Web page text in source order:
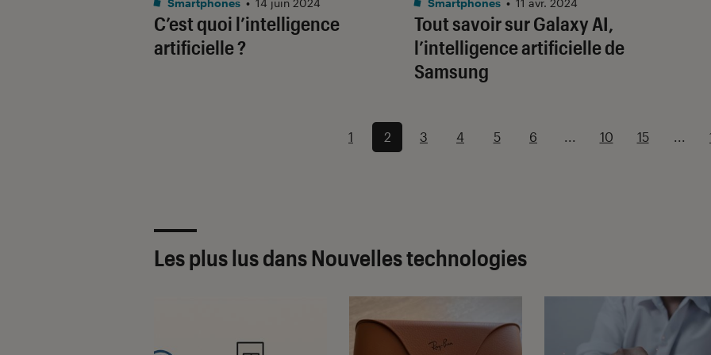
C’est quoi l’intelligence
artificielle ?
Tout savoir sur Galaxy AI,
l’intelligence artificielle de
Samsung
1 2 3 4 5 6 ... 10 15 ...
Les plus lus dans Nouvelles technologies